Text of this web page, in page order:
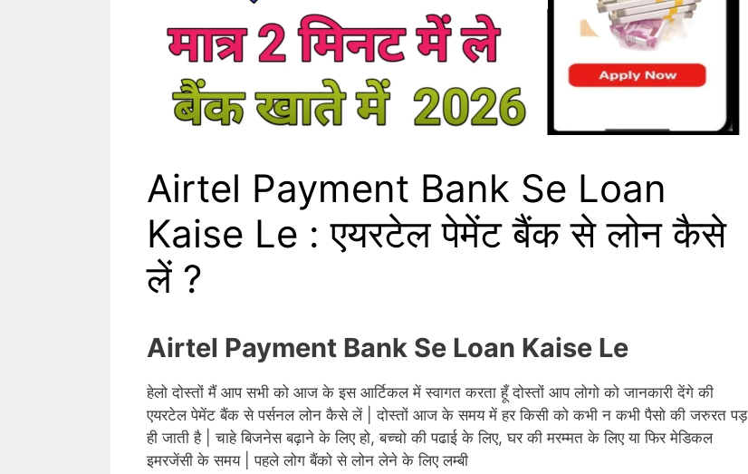
Airtel Payment Bank Se Loan
Kaise Le : एयरटेल पेमेंट बैंक से लोन कैसे
लें ?
Airtel Payment Bank Se Loan Kaise Le
हेलो दोस्तों मैं आप सभी को आज के इस आर्टिकल में स्वागत करता हूँ दोस्तों आप लोगो को जानकारी देंगे की
एयरटेल पेमेंट बैंक से पर्सनल लोन कैसे लें | दोस्तों आज के समय में हर किसी को कभी न कभी पैसो की जरुरत पड़
ही जाती है | चाहेबिजनेसबढ़ाने के लिए हो, बच्चो की पढाई के लिए, घर की मरम्मत के लिए या फिर मेडिकल
इमरजेंसी के समय | पहले लोग बैंको से लोन लेने के लिए लम्बी